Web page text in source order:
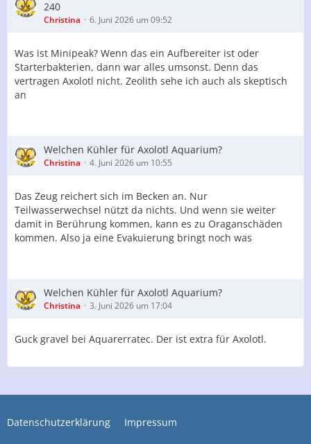
240
Christina 6. Juni 2026 um 09:52
Was ist Minipeak? Wenn das ein Aufbereiter ist oder
Starterbakterien, dann war alles umsonst. Denn das
vertragen Axolotl nicht. Zeolith sehe ich auch als skeptisch
an
Welchen Kühler für Axolotl Aquarium?
Christina 4. Juni 2026 um 10:55
Das Zeug reichert sich im Becken an. Nur
Teilwasserwechsel nützt da nichts. Und wenn sie weiter
damit in Berührung kommen, kann es zu Oraganschäden
kommen. Also ja eine Evakuierung bringt noch was
Welchen Kühler für Axolotl Aquarium?
Christina 3. Juni 2026 um 17:04
Guck gravel bei Aquarerratec. Der ist extra für Axolotl.
Datenschutzerklärung Impressum